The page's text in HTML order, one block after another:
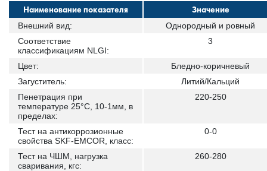
Наименование показателя Значение
Внешний вид:
Однородный и ровный
Соответствие
классификациям NLGI:
3
Цвет:
Бледно-коричневый
Загуститель:
Литий/Кальций
Пенетрация при
температуре 25°С, 10-1мм, в
пределах:
220-250
Тест на антикоррозионные
свойства SKF-EMCOR, класс:
0-0
Тест на ЧШМ, нагрузка
сваривания, кгс:
260-280